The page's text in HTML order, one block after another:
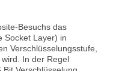
Besuchs das
Socket Layer) in
Verschlüsselungsstufe,
In der Regel